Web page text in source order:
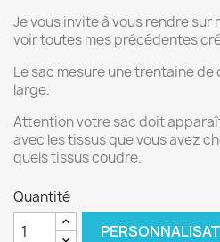
Je vous invite à vous rendre
voir toutes mes précédentes
Le sac mesure une trentaine de
large.
Attention votre sac doit
avec les tissus que vous avez
quels tissus coudre.
Quantité